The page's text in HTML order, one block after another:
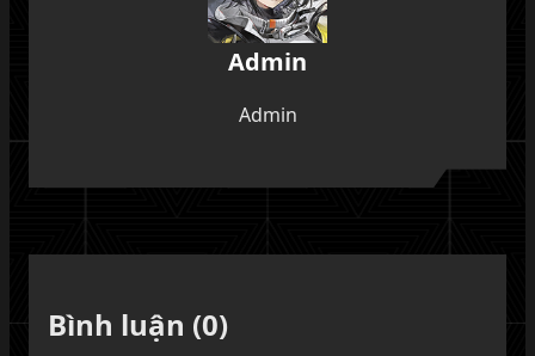
Admin
Admin
Bình luận (0)